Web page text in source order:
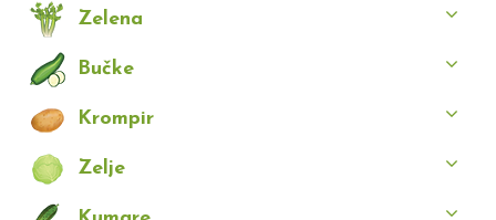
Zelena
Bučke
Krompir
Zelje